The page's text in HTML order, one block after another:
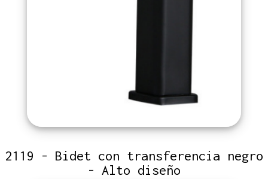
2119 - Bidet con transferencia negro
- Alto diseño